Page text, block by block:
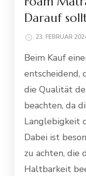
Darauf
23. FEBRUAR
Beim Kauf
entscheidend,
die Qualität
beachten, da
Langlebigkeit
Dabei ist
zu achten, die
Haltbarkeit